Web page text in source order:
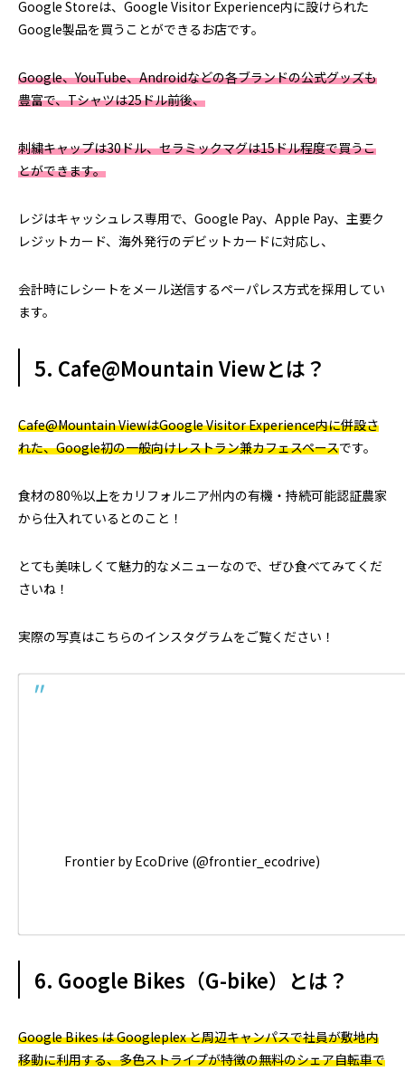
Google Storeは、Google Visitor Experience内に設けられた
Google製品を買うことができるお店です。
Google、YouTube、Androidなどの各ブランドの公式グッズも
豊富で、Tシャツは25ドル前後、
刺繍キャップは30ドル、セラミックマグは15ドル程度で買うこ
とができます。
レジはキャッシュレス専用で、Google Pay、Apple Pay、主要ク
レジットカード、海外発行のデビットカードに対応し、
会計時にレシートをメール送信するペーパレス方式を採用してい
ます。
5. Cafe@Mountain Viewとは？
Cafe@Mountain ViewはGoogle Visitor Experience内に併設さ
れた、Google初の一般向けレストラン兼カフェスペースです。
食材の80％以上をカリフォルニア州内の有機・持続可能認証農家
から仕入れているとのこと！
とても美味しくて魅力的なメニューなので、ぜひ食べてみてくだ
さいね！
実際の写真はこちらのインスタグラムをご覧ください！
Frontier by EcoDrive (@frontier_ecodrive)
6. Google Bikes（G-bike）とは？
Google Bikes は Googleplex と周辺キャンパスで社員が敷地内
移動に利用する、多色ストライプが特徴の無料のシェア自転車で